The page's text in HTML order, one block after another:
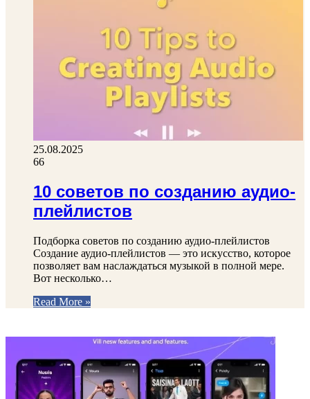
25.08.2025
66
10 советов по созданию аудио-
плейлистов
Подборка советов по созданию аудио-плейлистов
Создание аудио-плейлистов — это искусство, которое
позволяет вам наслаждаться музыкой в полной мере.
Вот несколько…
Read More »